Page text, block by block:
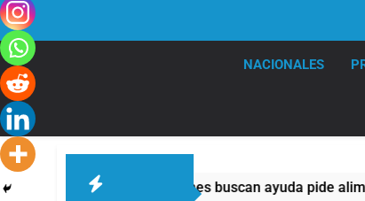
NACIONALES
de quienes buscan ayuda pide alimentos, dinero o